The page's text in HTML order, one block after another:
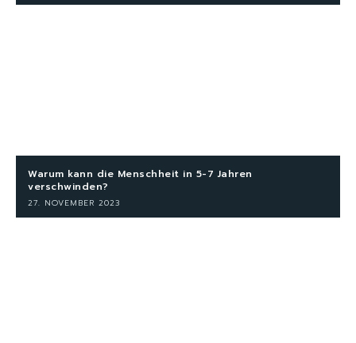
Warum kann die Menschheit in 5-7 Jahren
verschwinden?
27. NOVEMBER 2023